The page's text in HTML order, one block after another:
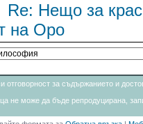
Re: Нещо за
на Оро
за съдържанието и
не може да бъде репродуцирана,